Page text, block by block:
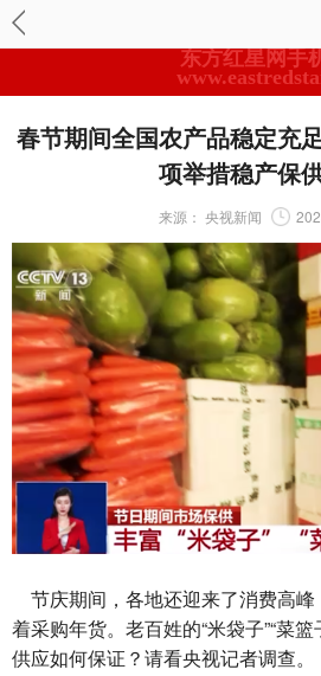
东方红星网手
春节期间全国农产品稳定充
项举措稳产保
来源： 央视新闻
节庆期间，各地还迎来了消费高
着采购年货。老百姓的“米袋子”“菜
供应如何保证？请看央视记者调查。